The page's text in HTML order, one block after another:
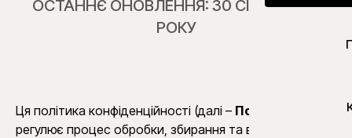
ОСТАННЄ ОНОВЛЕННЯ: 30 СІЧНЯ 2026
РОКУ
Ця політика конфіденційності (далі – Політика
регулює процес обробки, збирання та використання